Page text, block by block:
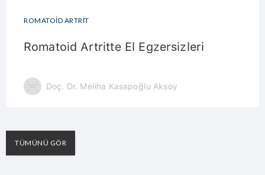
ROMATOID ARTRIT
Romatoid Artritte El Egzersizleri
Doç. Dr. Meliha Kasapoğlu Aksoy
TÜMÜNÜ GÖR